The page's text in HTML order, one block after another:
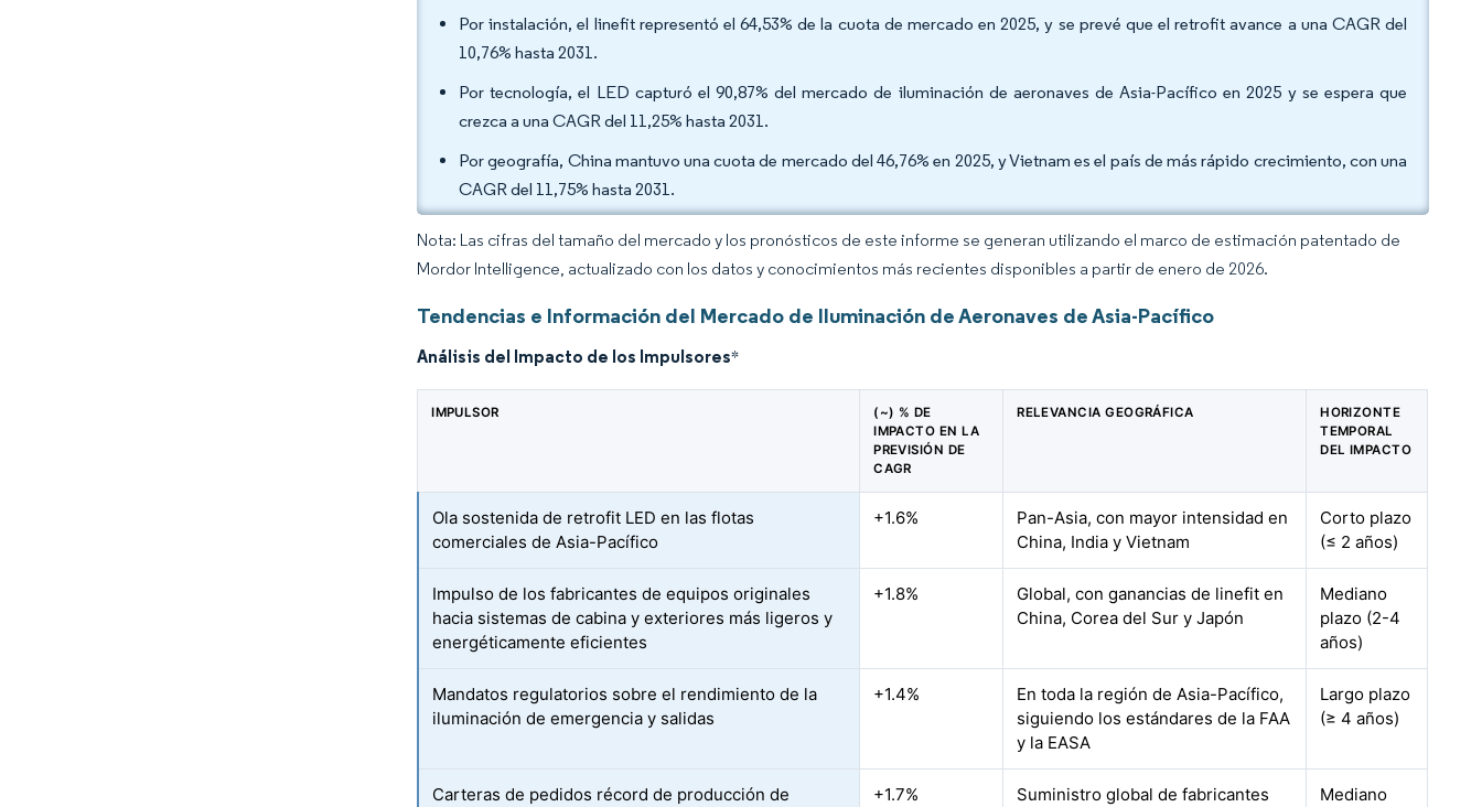
Por instalación, el linefit representó el 64,53% de la cuota de mercado en 2025, y se prevé que el retrofit avance a una CAGR del
10,76% hasta 2031.
Por tecnología, el LED capturó el 90,87% del mercado de iluminación de aeronaves de Asia-Pacífico en 2025 y se espera que
crezca a una CAGR del 11,25% hasta 2031.
Por geografía, China mantuvo una cuota de mercado del 46,76% en 2025, y Vietnam es el país de más rápido crecimiento, con una
CAGR del 11,75% hasta 2031.
Nota: Las cifras del tamaño del mercado y los pronósticos de este informe se generan utilizando el marco de estimación patentado de
Mordor Intelligence, actualizado con los datos y conocimientos más recientes disponibles a partir de enero de 2026.
Tendencias e Información del Mercado de Iluminación de Aeronaves de Asia-Pacífico
Análisis del Impacto de los Impulsores*
IMPULSOR
(~) % DE
IMPACTO EN LA
PREVISIÓN DE
CAGR
RELEVANCIA GEOGRÁFICA
HORIZONTE
TEMPORAL
DEL IMPACTO
Ola sostenida de retrofit LED en las flotas
comerciales de Asia-Pacífico
+1.6%
Pan-Asia, con mayor intensidad en
China, India y Vietnam
Corto plazo
(≤ 2 años)
Impulso de los fabricantes de equipos originales
hacia sistemas de cabina y exteriores más ligeros y
energéticamente eficientes
+1.8%
Global, con ganancias de linefit en
China, Corea del Sur y Japón
Mediano
plazo (2-4
años)
Mandatos regulatorios sobre el rendimiento de la
iluminación de emergencia y salidas
+1.4%
En toda la región de Asia-Pacífico,
siguiendo los estándares de la FAA
y la EASA
Largo plazo
(≥ 4 años)
Carteras de pedidos récord de producción de
+1.7%
Suministro global de fabricantes
Mediano